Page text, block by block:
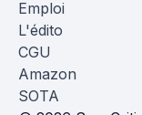
Emploi
L'édito
CGU
Amazon
SOTA